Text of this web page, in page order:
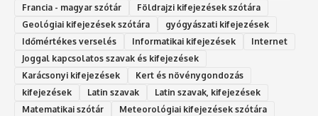
Francia - magyar szótár
Földrajzi kifejezések szótára
Geológiai kifejezések szótára
gyógyászati kifejezések
Időmértékes verselés
Informatikai kifejezések
Internet
Joggal kapcsolatos szavak és kifejezések
Karácsonyi kifejezések
Kert és növénygondozás
kifejezések
Latin szavak
Latin szavak, kifejezések
Matematikai szótár
Meteorológiai kifejezések szótára